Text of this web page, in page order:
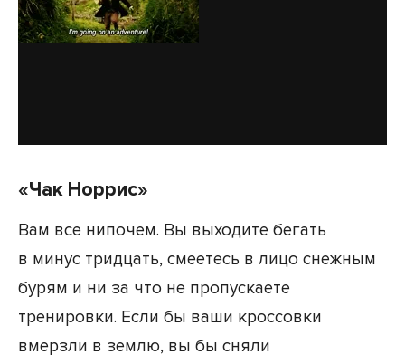
«Чак Норрис»
Вам все нипочем. Вы выходите бегать
в минус тридцать, смеетесь в лицо снежным
бурям и ни за что не пропускаете
тренировки. Если бы ваши кроссовки
вмерзли в землю, вы бы сняли